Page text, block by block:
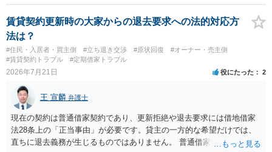
であれば、建物を収去して土地を明渡す義務は原則生じないはずで
す。 その後、建物を平屋に立て替えた場合であっても、貸主の承諾を
得ているのであれば、単純に費用を捻出した側に平屋の所有権が帰属
する、という話になるわけでもないように思います。 そのため、現
状、解体費用を負担することが明確な案件ではないため、まずは相手
に請求の根拠（なぜ当方が平屋の解体費用を負担しなければならない
賃貸契約更新時の大家からの退去要求への法的対応方
法は？
#住民・入居者・買主側 #立ち退き交渉 #原状回復
#オーナー・売主側
#賃貸契約トラブル
#定期借家トラブル
2026年7月21日 役にたった 2
王 宣麟 弁護士
現在の契約は普通借家契約であり、更新拒絶や退去要求には借地借家
法28条上の「正当事由」が必要です。貸主の一方的な希望だけでは、
直ちに退去義務が生じるものではありません。 普通借家契約から定期